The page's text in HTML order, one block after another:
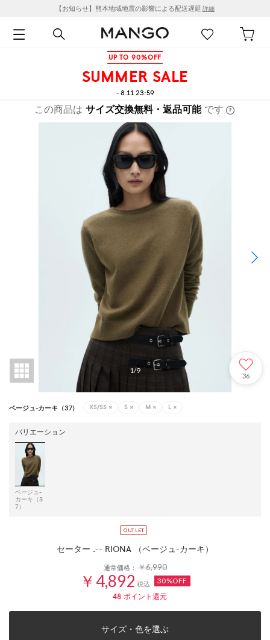
【お知らせ】熊本地域地震の影響による配送遅延 詳細
UP TO 90%OFF
SUMMER SALE
- 8.11 23:59
この商品は サイズ交換無料・返品可能 です
1/9
36
ベージュ-カーキ（37） XS/SS × S × M × L ×
バリエーション
ベージュ-
カーキ（3
7）
セーター .-- RIONA （ベージュ-カーキ）
通常価格：￥6,990
￥4,892 税込 30%OFF
48ポイント還元
サイズ・色を選ぶ